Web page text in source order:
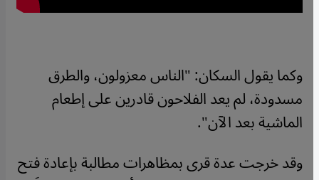
وكما يقول السكان: "الناس معزولون، والطرق
مسدودة، لم يعد الفلاحون قادرين على إطعام
الماشية بعد الآن".
وقد خرجت عدة قرى بمظاهرات مطالبة بإعادة فتح